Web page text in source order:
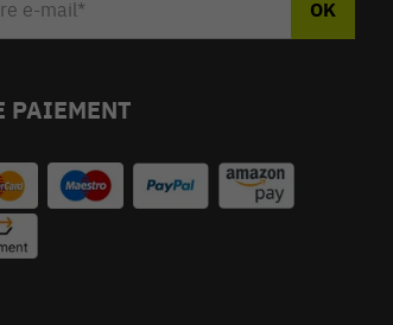
PAIEMENT